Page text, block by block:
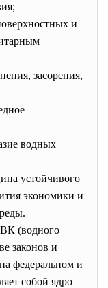
и
засорения,
водных
устойчивого
экономики и
ВК (водного
законов и
федеральном и
собой ядро